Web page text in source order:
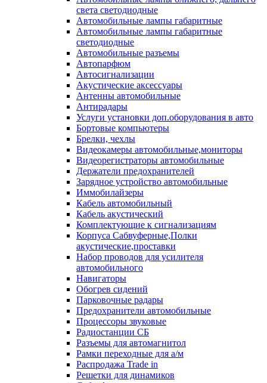
света светодиодные
Автомобильные лампы габаритные
Автомобильные лампы габаритные
светодиодные
Автомобильные разъемы
Автопарфюм
Автосигнализации
Акустические аксессуары
Антенны автомобильные
Антирадары
Услуги установки доп.оборудования в авто
Бортовые компьютеры
Брелки, чехлы
Видеокамеры автомобильные,мониторы
Видеорегистраторы автомобильные
Держатели предохранителей
Зарядное устройство автомобильные
Иммобилайзеры
Кабель автомобильный
Кабель акустический
Комплектующие к сигнализациям
Корпуса Сабвуферные,Полки
акустические,проставки
Набор проводов для усилителя
автомобильного
Навигаторы
Обогрев сидений
Парковочные радары
Предохранители автомобильные
Процессоры звуковые
Радиостанции СБ
Разъемы для автомагнитол
Рамки переходные для а/м
Распродажа Trade in
Решетки для динамиков